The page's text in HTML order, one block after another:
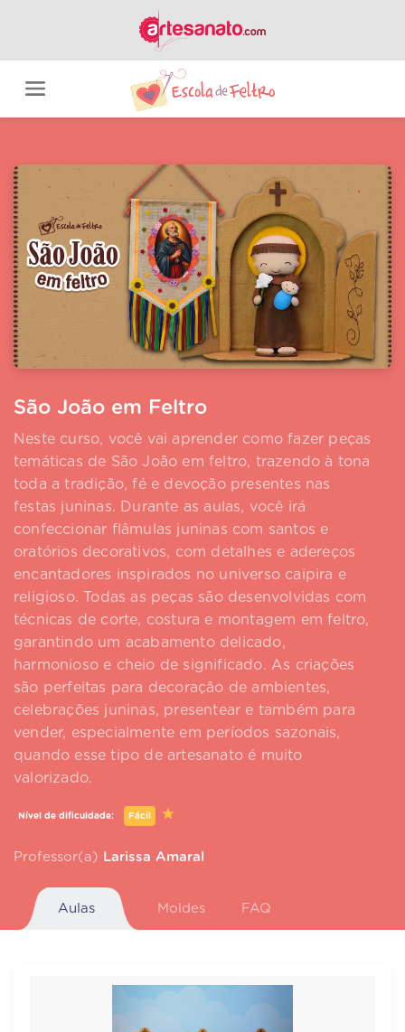
São João em Feltro
Neste curso, você vai aprender como fazer peças
temáticas de São João em feltro, trazendo à tona
toda a tradição, fé e devoção presentes nas
festas juninas. Durante as aulas, você irá
confeccionar flâmulas juninas com santos e
oratórios decorativos, com detalhes e adereços
encantadores inspirados no universo caipira e
religioso. Todas as peças são desenvolvidas com
técnicas de corte, costura e montagem em feltro,
garantindo um acabamento delicado,
harmonioso e cheio de significado. As criações
são perfeitas para decoração de ambientes,
celebrações juninas, presentear e também para
vender, especialmente em períodos sazonais,
quando esse tipo de artesanato é muito
valorizado.
Nível de dificuldade: Fácil
Professor(a) Larissa Amaral
Aulas Moldes FAQ